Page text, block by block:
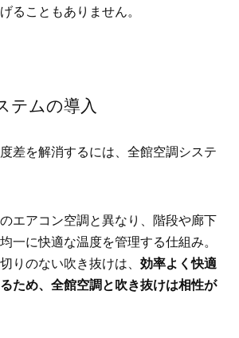
ることもありません。
テムの導入
差を解消するには、全館空調システ
エアコン空調と異なり、階段や廊下
一に快適な温度を管理する仕組み。
りのない吹き抜けは、 効率よく快適
ため、全館空調と吹き抜けは相性が